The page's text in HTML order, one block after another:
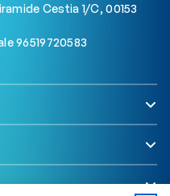
Cestia 1/C, 00153
96519720583